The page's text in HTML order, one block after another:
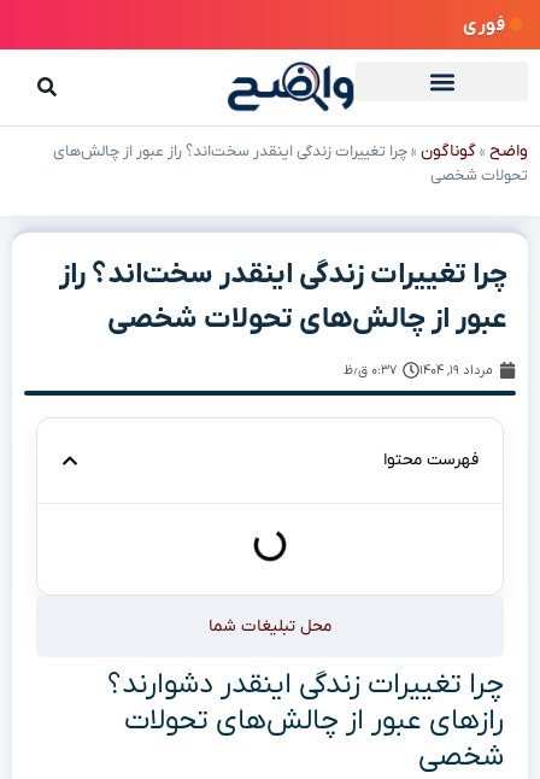
فوری
واضح »گوناگون »چرا تغییرات زندگی اینقدر سخت‌اند؟ راز عبور از چالش‌های
تحولات شخصی
چرا تغییرات زندگی اینقدر سخت‌اند؟ راز
عبور از چالش‌های تحولات شخصی
مرداد ۱۹, ۱۴۰۴ ۰:۳۷ ق٫ظ
فهرست محتوا
محل تبلیغات شما
چرا تغییرات زندگی اینقدر دشوارند؟
رازهای عبور از چالش‌های تحولات
شخصی